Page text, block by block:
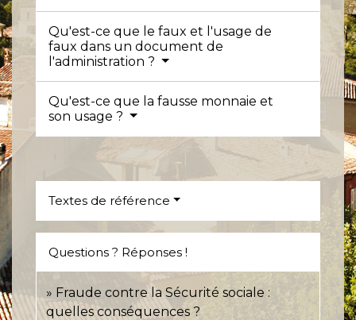
Qu'est-ce que le faux et l'usage de
faux dans un document de
l'administration ?
Qu'est-ce que la fausse monnaie et
son usage ?
Textes de référence
Questions ? Réponses !
Fraude contre la Sécurité sociale :
quelles conséquences ?